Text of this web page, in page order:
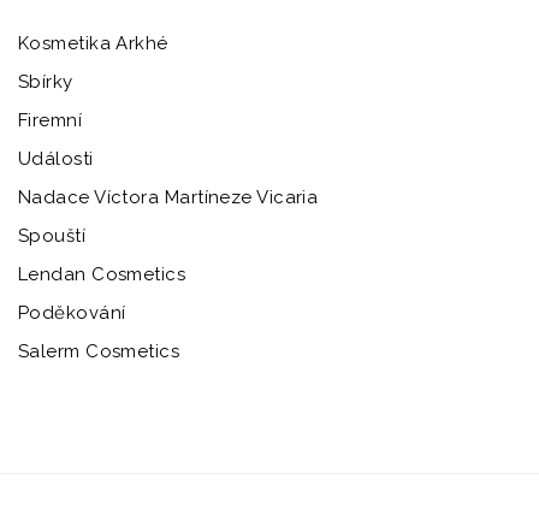
Kosmetika Arkhé
Sbírky
Firemní
Události
Nadace Víctora Martíneze Vicaria
Spouští
Lendan Cosmetics
Poděkování
Salerm Cosmetics